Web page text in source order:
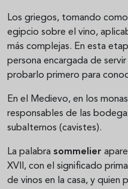
Los griegos, tomando
egipcio sobre el vino,
más complejas. En esta
persona encargada de
probarlo primero para
En el Medievo, en los
responsables de las
subalternos (cavistes).
La palabra sommelier
XVII, con el significado
de vinos en la casa, y quien